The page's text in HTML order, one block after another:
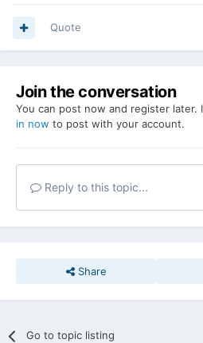
Quote
Join the conversation
You can post now and register later.
in now to post with your account.
Reply to this topic...
Share
Go to topic listing